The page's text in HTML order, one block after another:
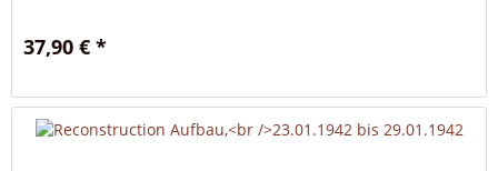
37,90 € *